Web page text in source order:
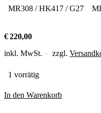
MR308 / HK417 / G27
€220,00
inkl. MwSt.
zzgl.
1 vorrätig
In den Warenkorb